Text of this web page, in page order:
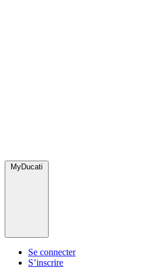
MyDucati
Se connecter
S’inscrire